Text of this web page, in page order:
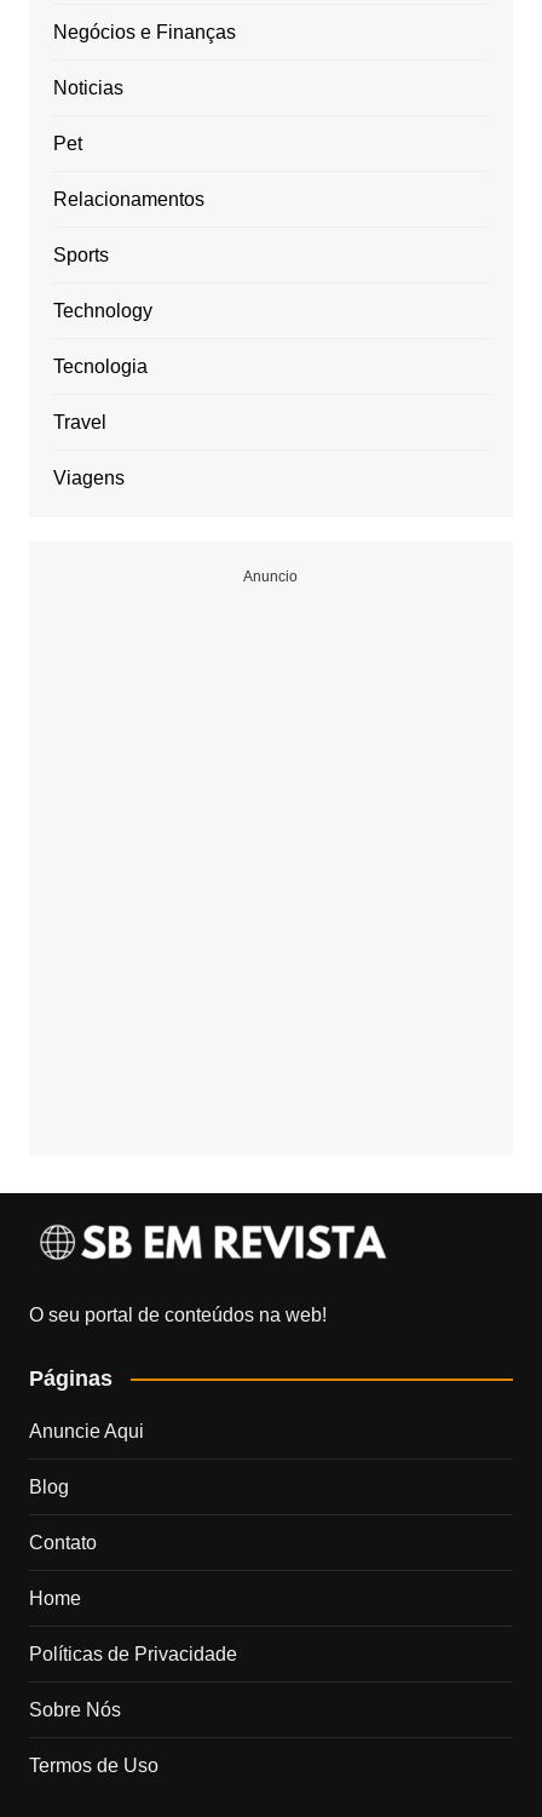
Negócios e Finanças
Noticias
Pet
Relacionamentos
Sports
Technology
Tecnologia
Travel
Viagens
Anuncio
O seu portal de conteúdos na web!
Páginas
Anuncie Aqui
Blog
Contato
Home
Políticas de Privacidade
Sobre Nós
Termos de Uso